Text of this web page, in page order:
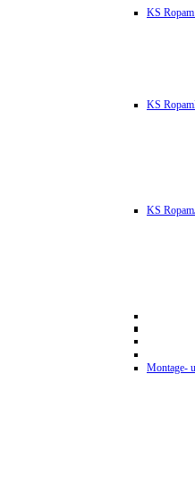
KS
KS
KS
Montage-